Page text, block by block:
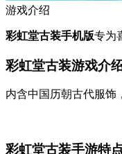
游戏介绍
彩虹堂古装手机版专为
彩虹堂古装游戏介
内含中国历朝古代服饰
彩虹堂古装手游特